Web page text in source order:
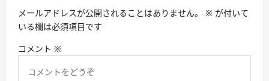
メールアドレスが公開されることはありません。 ※ が付いて
いる欄は必須項目です
コメント ※